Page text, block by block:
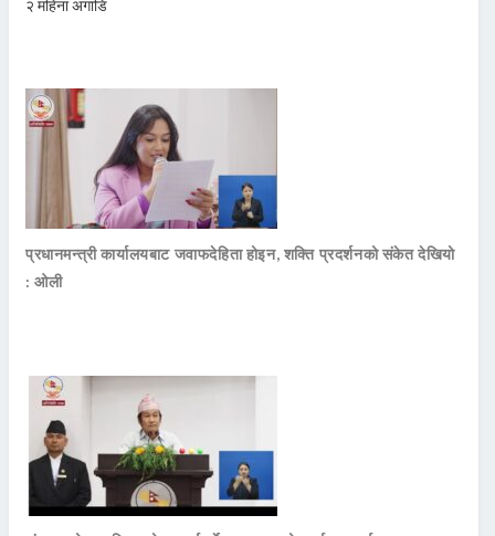
२ महिना अगाडि
प्रधानमन्त्री कार्यालयबाट जवाफदेहिता होइन, शक्ति प्रदर्शनको संकेत देखियो
: ओली